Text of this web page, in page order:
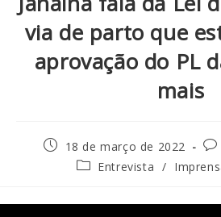
via de parto que
aprovação do PL
mais
18 de março de 2022
Entrevista /